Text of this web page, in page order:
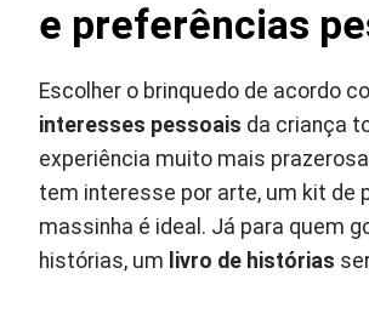
e preferências
Escolher o brinquedo de acordo
interesses pessoais da criança
experiência muito mais
tem interesse por arte, um kit de
massinha é ideal. Já para quem
histórias, um livro de histórias